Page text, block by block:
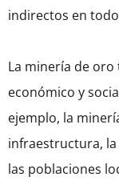
indirectos en
La minería de
económico y
ejemplo, la
infraestructura, la
las poblaciones